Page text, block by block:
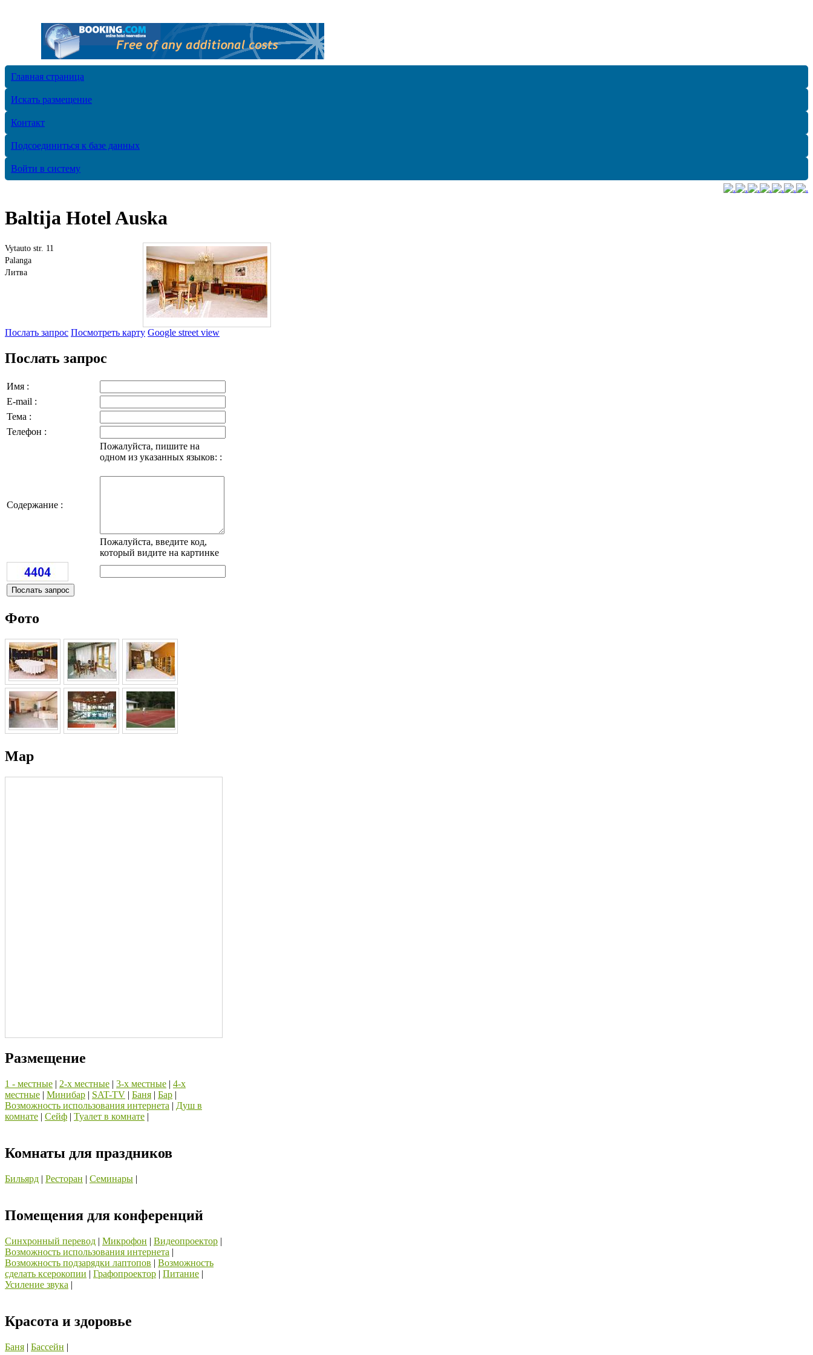
Главная страница
Искать размещение
Контакт
Подсоединиться к базе данных
Войти в систему
Baltija Hotel Auska
Vytauto str. 11
Palanga
Литва
Послать запрос Посмотреть карту Google street view
Послать запрос
Имя :
E-mail :
Тема :
Телефон :
Пожалуйста, пишите на
одном из указанных языков: :
Содержание :
Пожалуйста, введите код,
который видите на картинке
Фото
Map
Размещение
1 - местные | 2-х местные | 3-х местные | 4-х
местные | Mинибар | SAT-TV | Баня | Бар |
Возможность использования интернета | Душ в
комнате | Сейф | Туалет в комнате |
Комнаты для праздников
Бильярд | Ресторан | Семинары |
Помещения для конференций
Cинхронный перевод | Mикрофон | Видеопроектор |
Возможность использования интернета |
Возможность подзарядки лаптопов | Возможность
сделать ксерокопии | Графопроектор | Питание |
Усиление звука |
Красота и здоровье
Баня | Бассейн |